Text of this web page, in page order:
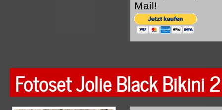
Mail!
Fotoset Jolie Black Bikini 2